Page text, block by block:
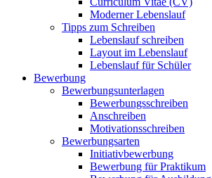
Moderner Lebenslauf
Tipps zum Schreiben
Lebenslauf schreiben
Layout im Lebenslauf
Lebenslauf für Schüler
Bewerbung
Bewerbungsunterlagen
Bewerbungsschreiben
Anschreiben
Motivationsschreiben
Bewerbungsarten
Initiativbewerbung
Bewerbung für Praktikum